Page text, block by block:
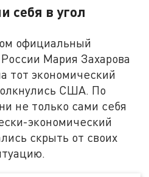
себя в угол
официальный
Мария Захарова
тот экономический
США. По
не только сами себя
экономический
скрыть от своих